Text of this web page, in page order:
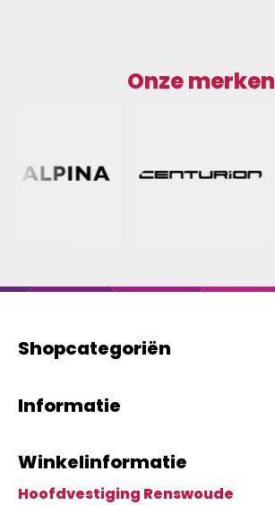
Onze merken
Shopcategoriën
Informatie
Winkelinformatie
Hoofdvestiging Renswoude